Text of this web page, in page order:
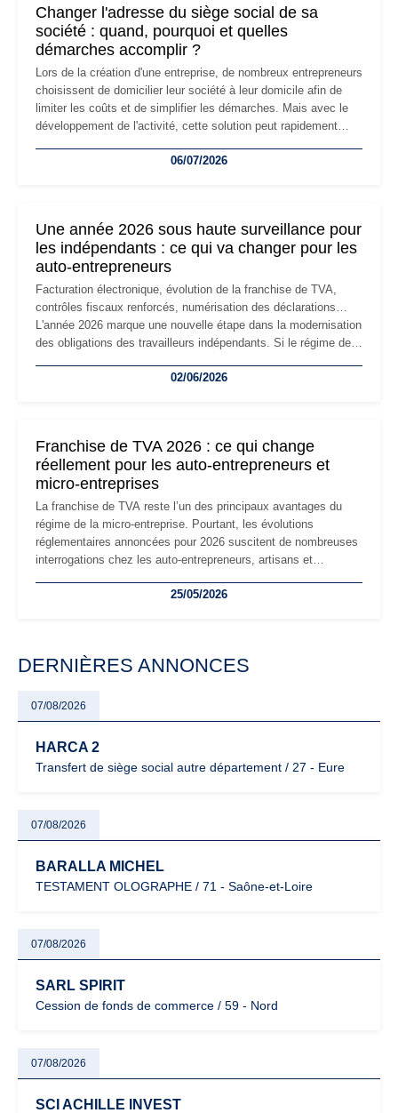
Changer l'adresse du siège social de sa
société : quand, pourquoi et quelles
démarches accomplir ?
Lors de la création d'une entreprise, de nombreux entrepreneurs
choisissent de domicilier leur société à leur domicile afin de
limiter les coûts et de simplifier les démarches. Mais avec le
développement de l'activité, cette solution peut rapidement
professionnels, recrutement, image de marque… Le
06/07/2026
Une année 2026 sous haute surveillance pour
les indépendants : ce qui va changer pour les
auto-entrepreneurs
Facturation électronique, évolution de la franchise de TVA,
contrôles fiscaux renforcés, numérisation des déclarations…
L'année 2026 marque une nouvelle étape dans la modernisation
des obligations des travailleurs indépendants. Si le régime de
les auto-entrepreneurs devront s'adapter à un environnement
02/06/2026
Franchise de TVA 2026 : ce qui change
réellement pour les auto-entrepreneurs et
micro-entreprises
La franchise de TVA reste l’un des principaux avantages du
régime de la micro-entreprise. Pourtant, les évolutions
réglementaires annoncées pour 2026 suscitent de nombreuses
interrogations chez les auto-entrepreneurs, artisans et
facturation ou risque de bascule vers la TVA : les règles
25/05/2026
DERNIÈRES ANNONCES
07/08/2026
HARCA 2
Transfert de siège social autre département / 27 - Eure
07/08/2026
BARALLA MICHEL
TESTAMENT OLOGRAPHE / 71 - Saône-et-Loire
07/08/2026
SARL SPIRIT
Cession de fonds de commerce / 59 - Nord
07/08/2026
SCI ACHILLE INVEST